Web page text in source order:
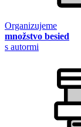
Organizujeme
množstvo besied
s autormi